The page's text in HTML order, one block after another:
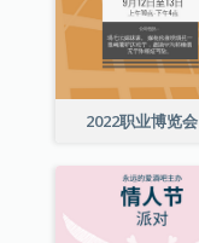
2022职业博览会